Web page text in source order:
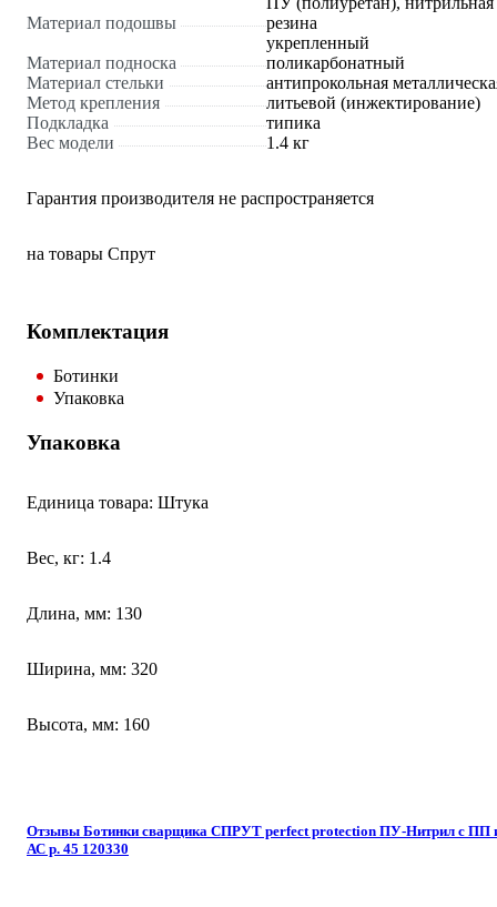
Материал подошвы
резина
Материал подноска
укрепленный
поликарбонатный
Материал стельки
антипрокольная
Метод крепления
литьевой (инжектирование)
Подкладка
типика
Вес модели
1.4 кг
Гарантия производителя не распространяется
на товары Спрут
Комплектация
Ботинки
Упаковка
Упаковка
Единица товара: Штука
Вес, кг: 1.4
Длина, мм: 130
Ширина, мм: 320
Высота, мм: 160
Отзывы Ботинки сварщика СПРУТ perfect protection ПУ-Нитрил с ПП
АС р. 45 120330